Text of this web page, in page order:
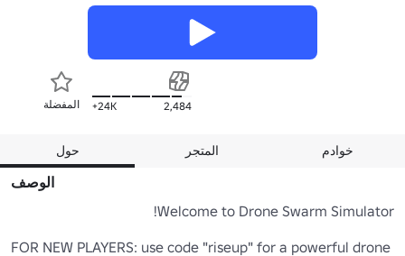
المفضلة 24K+ 2,484
حول المتجر خوادم
الوصف
FOR NEW PLAYERS: use code "riseup" for a powerful drone